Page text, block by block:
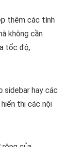
thêm các tính
không cần
tốc độ,
sidebar hay các
thị các nội